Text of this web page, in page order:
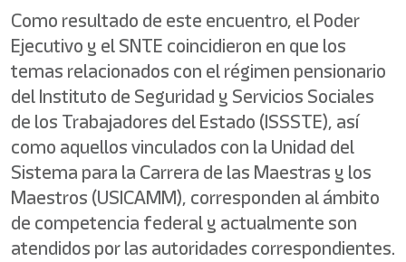
Como resultado de este encuentro, el Poder
Ejecutivo y el SNTE coincidieron en que los
temas relacionados con el régimen pensionario
del Instituto de Seguridad y Servicios Sociales
de los Trabajadores del Estado (ISSSTE), así
como aquellos vinculados con la Unidad del
Sistema para la Carrera de las Maestras y los
Maestros (USICAMM), corresponden al ámbito
de competencia federal y actualmente son
atendidos por las autoridades correspondientes.